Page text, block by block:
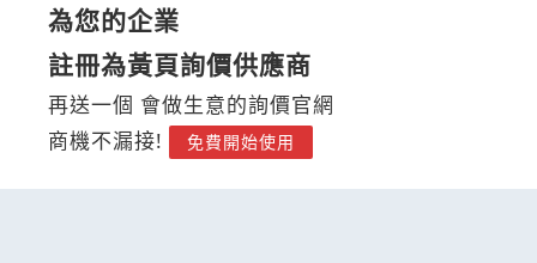
為您的企業
註冊為黃頁詢價供應商
再送一個 會做生意的詢價官網
商機不漏接!
免費開始使用